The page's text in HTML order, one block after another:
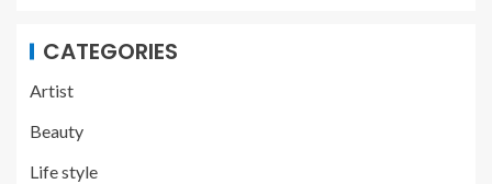
CATEGORIES
Artist
Beauty
Life style